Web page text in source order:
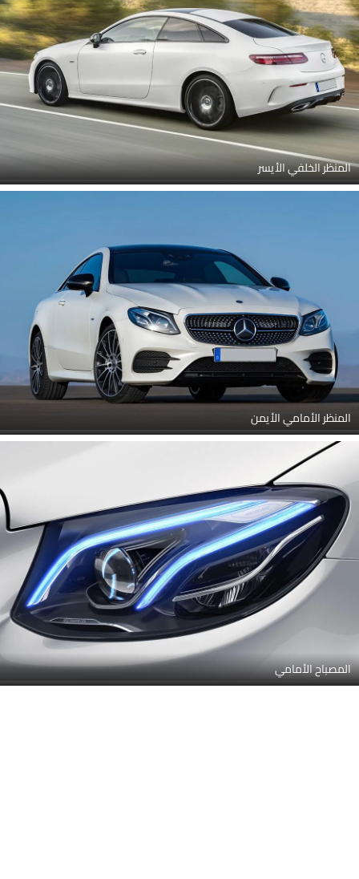
المنظر الخلفي الأيسر
المنظر الأمامي الأيمن
المصباح الأمامي